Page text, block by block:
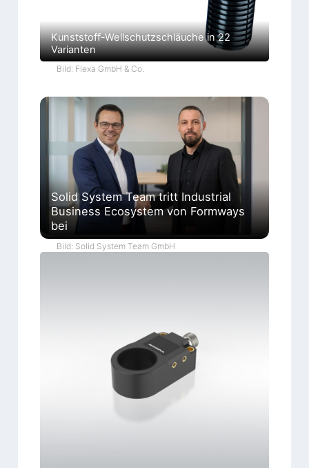
Kunststoff-Wellschutzschläuche in 22
Varianten
Bild: Flexa GmbH & Co.
Solid System Team tritt Industrial
Business Ecosystem von Formways
bei
Bild: Solid System Team GmbH